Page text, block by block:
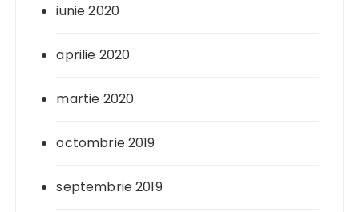
iunie 2020
aprilie 2020
martie 2020
octombrie 2019
septembrie 2019